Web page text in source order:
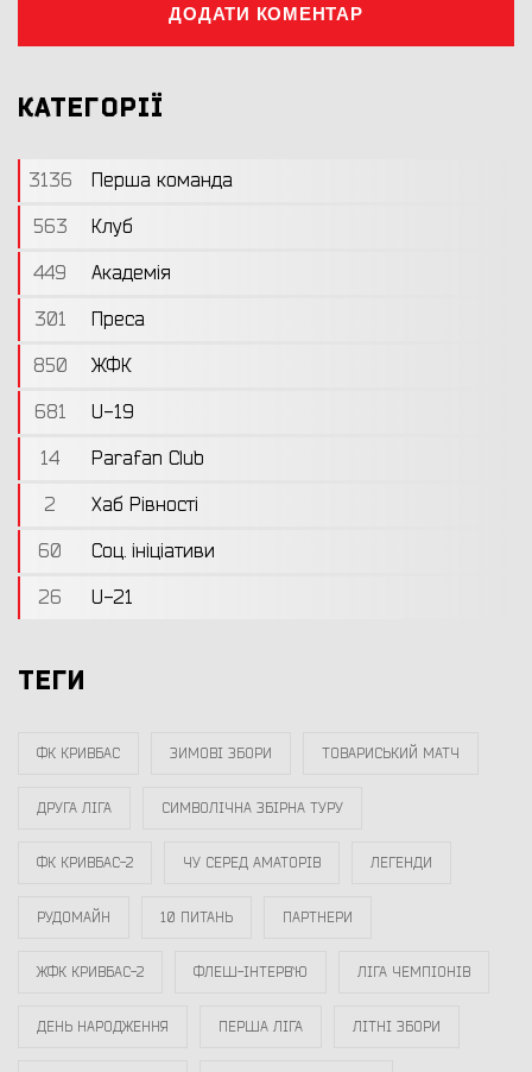
ДОДАТИ КОМЕНТАР
КАТЕГОРІЇ
3136
Перша команда
563
Клуб
449
Академія
301
Преса
850
ЖФК
681
U-19
14
Parafan Club
2
Хаб Рівності
60
Соц. ініціативи
26
U-21
ТЕГИ
ФК КРИВБАС ЗИМОВІ ЗБОРИ ТОВАРИСЬКИЙ МАТЧ
ДРУГА ЛІГА СИМВОЛІЧНА ЗБІРНА ТУРУ
ФК КРИВБАС-2 ЧУ СЕРЕД АМАТОРІВ ЛЕГЕНДИ
РУДОМАЙН 10 ПИТАНЬ ПАРТНЕРИ
ЖФК КРИВБАС-2 ФЛЕШ-ІНТЕРВ`Ю ЛІГА ЧЕМПІОНІВ
ДЕНЬ НАРОДЖЕННЯ ПЕРША ЛІГА ЛІТНІ ЗБОРИ